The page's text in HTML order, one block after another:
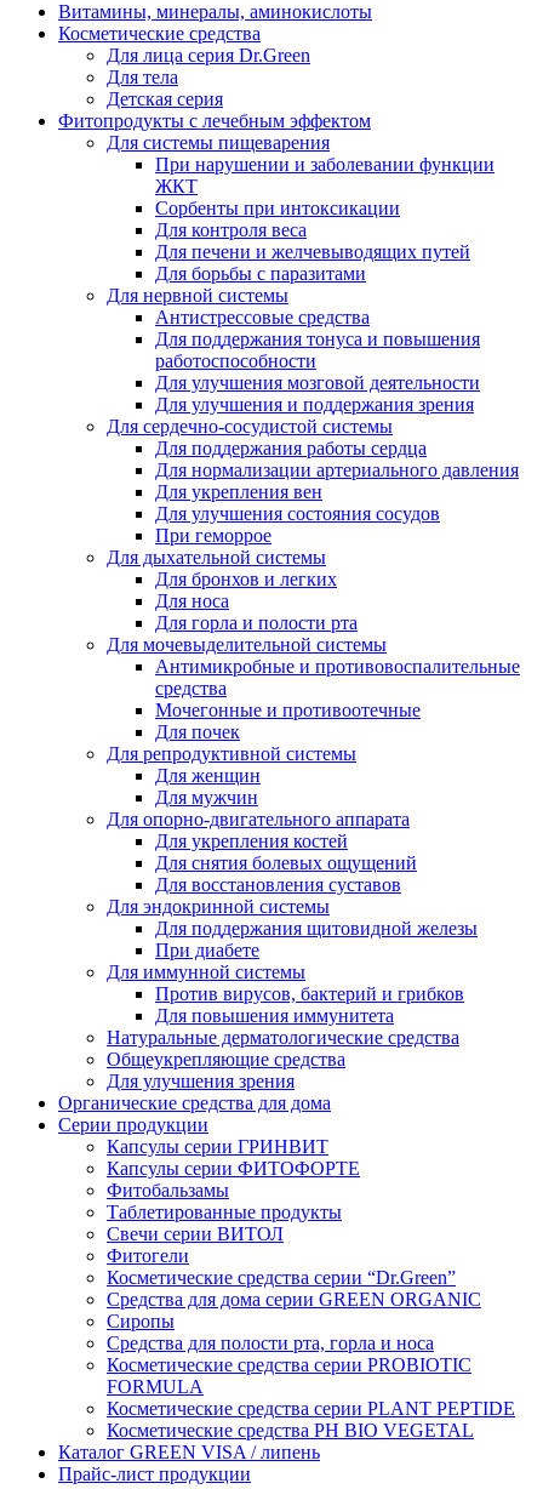
Витамины, минералы, аминокислоты
Косметические средства
Для лица серия Dr.Green
Для тела
Детская серия
Фитопродукты с лечебным эффектом
Для системы пищеварения
При нарушении и заболевании функции
ЖКТ
Сорбенты при интоксикации
Для контроля веса
Для печени и желчевыводящих путей
Для борьбы с паразитами
Для нервной системы
Антистрессовые средства
Для поддержания тонуса и повышения
работоспособности
Для улучшения мозговой деятельности
Для улучшения и поддержания зрения
Для сердечно-сосудистой системы
Для поддержания работы сердца
Для нормализации артериального давления
Для укрепления вен
Для улучшения состояния сосудов
При геморрое
Для дыхательной системы
Для бронхов и легких
Для носа
Для горла и полости рта
Для мочевыделительной системы
Антимикробные и противовоспалительные
средства
Мочегонные и противоотечные
Для почек
Для репродуктивной системы
Для женщин
Для мужчин
Для опорно-двигательного аппарата
Для укрепления костей
Для снятия болевых ощущений
Для восстановления суставов
Для эндокринной системы
Для поддержания щитовидной железы
При диабете
Для иммунной системы
Против вирусов, бактерий и грибков
Для повышения иммунитета
Натуральные дерматологические средства
Общеукрепляющие средства
Для улучшения зрения
Органические средства для дома
Серии продукции
Капсулы серии ГРИНВИТ
Капсулы серии ФИТОФОРТЕ
Фитобальзамы
Таблетированные продукты
Свечи серии ВИТОЛ
Фитогели
Косметические средства серии “Dr.Green”
Средства для дома серии GREEN ORGANIC
Сиропы
Средства для полости рта, горла и носа
Косметические средства серии PROBIOTIC
FORMULA
Косметические средства серии PLANT PEPTIDE
Косметические средства PH BIO VEGETAL
Каталог GREEN VISA / липень
Прайс-лист продукции